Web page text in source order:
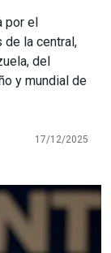
por el
de la central,
del
y mundial de
17/12/2025